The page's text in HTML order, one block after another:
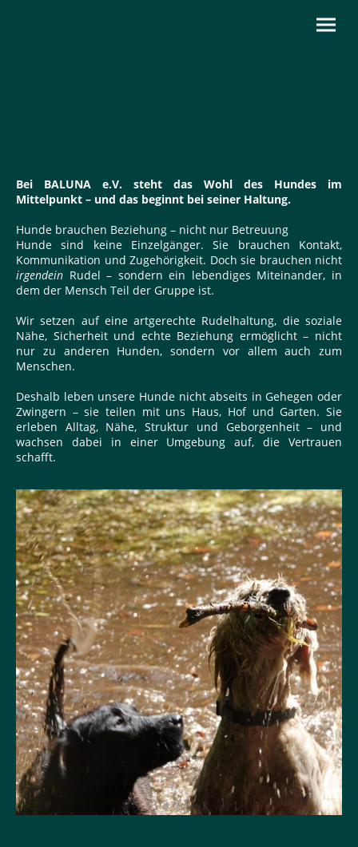
Bei BALUNA e.V. steht das Wohl des Hundes im
Mittelpunkt – und das beginnt bei seiner Haltung.
Hunde brauchen Beziehung – nicht nur Betreuung
Hunde sind keine Einzelgänger. Sie brauchen Kontakt,
Kommunikation und Zugehörigkeit. Doch sie brauchen nicht
irgendein Rudel – sondern ein lebendiges Miteinander, in
dem der Mensch Teil der Gruppe ist.
Wir setzen auf eine artgerechte Rudelhaltung, die soziale
Nähe, Sicherheit und echte Beziehung ermöglicht – nicht
nur zu anderen Hunden, sondern vor allem auch zum
Menschen.
Deshalb leben unsere Hunde nicht abseits in Gehegen oder
Zwingern – sie teilen mit uns Haus, Hof und Garten. Sie
erleben Alltag, Nähe, Struktur und Geborgenheit – und
wachsen dabei in einer Umgebung auf, die Vertrauen
schafft.